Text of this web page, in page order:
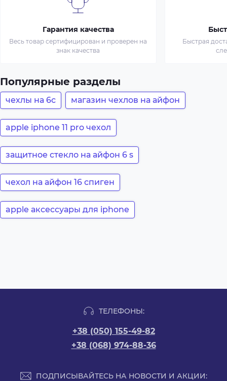
Гарантия качества
Весь товар сертифицирован и проверен на
знак качества
Быстрая
Популярные разделы
чехлы на 6с магазин чехлов на айфон
apple iphone 11 pro чехол
защитное стекло на айфон 6 s
чехол на айфон 16 спиген
apple аксессуары для iphone
ТЕЛЕФОНЫ:
+38 (050) 155-49-82
+38 (068) 974-88-36
ПОДПИСЫВАЙТЕСЬ НА НОВОСТИ И АКЦИИ: